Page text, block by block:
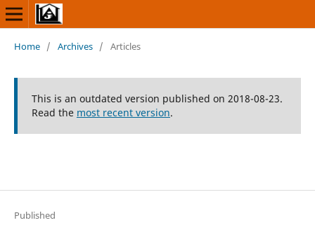
Home / Archives / Articles
This is an outdated version published on 2018-08-23.
Read the most recent version.
Published